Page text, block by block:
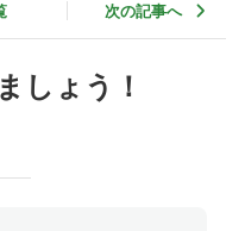
次の記事へ
しょう！